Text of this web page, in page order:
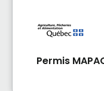
Permis